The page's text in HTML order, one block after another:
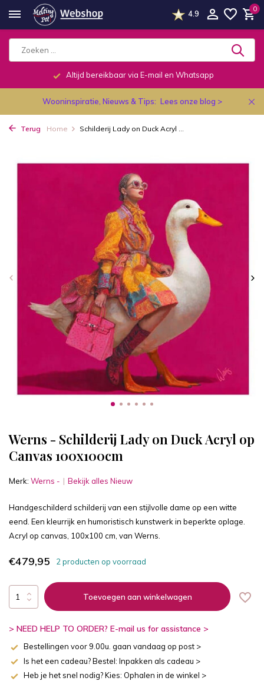
4.9
0
Altijd bereikbaar via E-mail en Whatsapp
Wooninspiratie, Nieuws & Tips: Lees onze blog >
Terug Home Schilderij Lady on Duck Acryl ...
Werns - Schilderij Lady on Duck Acryl op
Canvas 100x100cm
Merk: Werns - Bekijk alles Nieuw
Handgeschilderd schilderij van een stijlvolle dame op een witte
eend. Een kleurrijk en humoristisch kunstwerk in beperkte oplage.
Acryl op canvas, 100x100 cm, van Werns.
€479,95 2 producten op voorraad
Toevoegen aan winkelwagen
> NEED HELP TO ORDER? E-mail us for assistance >
Bestellingen voor 9.00u. gaan vandaag op post >
Is het een cadeau? Bestel: Inpakken als cadeau >
Heb je het snel nodig? Kies: Ophalen in de winkel >